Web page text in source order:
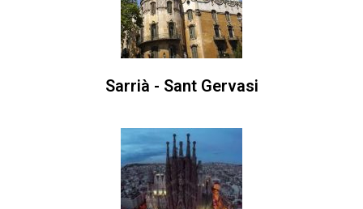
Sarrià - Sant Gervasi